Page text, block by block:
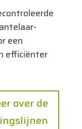
een
efficiënter
over de